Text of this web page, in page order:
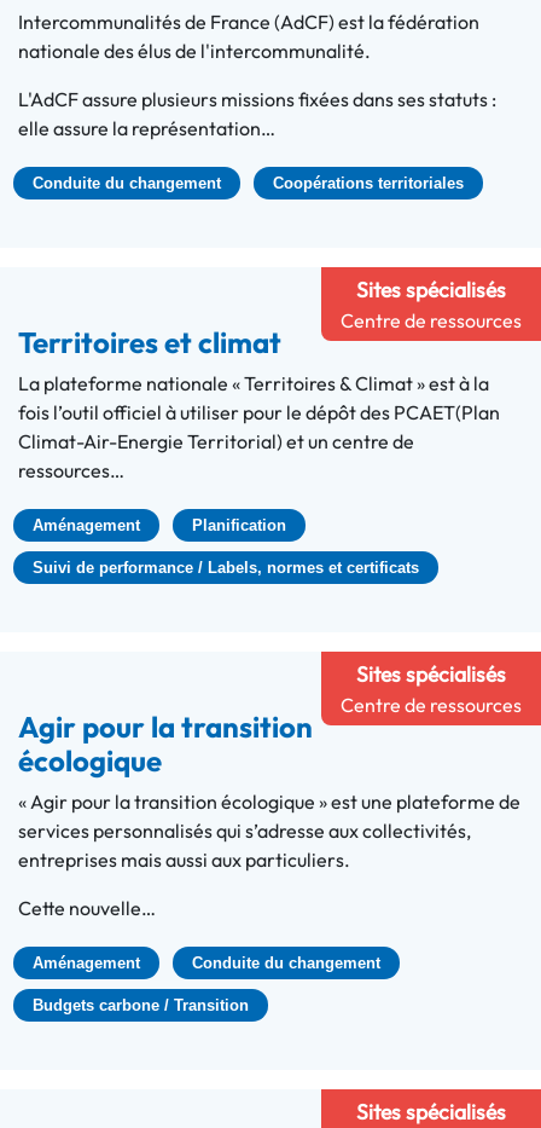
Intercommunalités de France (AdCF) est la fédération
nationale des élus de l'intercommunalité.
L'AdCF assure plusieurs missions fixées dans ses statuts :
elle assure la représentation…
Conduite du changement Coopérations territoriales
Sites spécialisés
Centre de ressources
Territoires et climat
La plateforme nationale « Territoires & Climat » est à la
fois l’outil officiel à utiliser pour le dépôt des PCAET(Plan
Climat-Air-Energie Territorial) et un centre de
ressources…
Aménagement Planification
Suivi de performance / Labels, normes et certificats
Sites spécialisés
Centre de ressources
Agir pour la transition
écologique
« Agir pour la transition écologique » est une plateforme de
services personnalisés qui s’adresse aux collectivités,
entreprises mais aussi aux particuliers.
Cette nouvelle…
Aménagement Conduite du changement
Budgets carbone / Transition
Sites spécialisés